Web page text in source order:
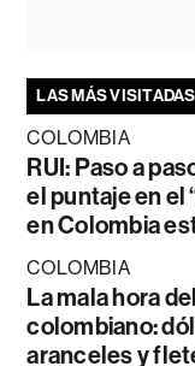
LAS MÁS VISITADAS
COLOMBIA
RUI: Paso a
el puntaje en el
en Colombia
COLOMBIA
La mala hora
colombiano:
aranceles y